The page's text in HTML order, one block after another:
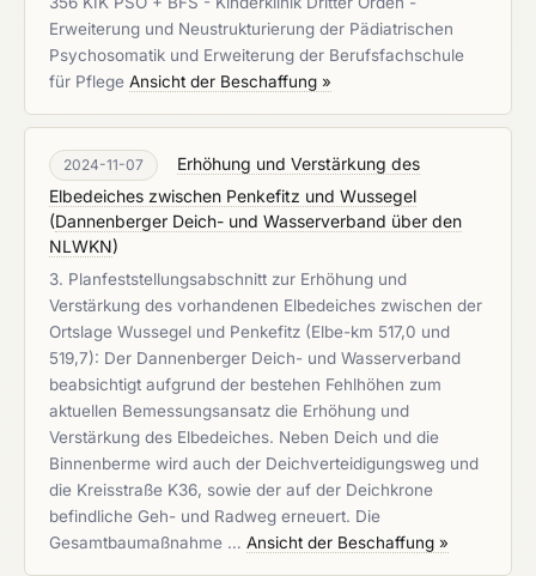
Erweiterung und Neustrukturierung der Pädiatrischen
Psychosomatik und Erweiterung der Berufsfachschule
für Pflege Ansicht der Beschaffung »
2024-11-07
Erhöhung und Verstärkung des
Elbedeiches zwischen Penkefitz und Wussegel
(Dannenberger Deich- und Wasserverband über den
NLWKN)
3. Planfeststellungsabschnitt zur Erhöhung und
Verstärkung des vorhandenen Elbedeiches zwischen der
Ortslage Wussegel und Penkefitz (Elbe-km 517,0 und
519,7): Der Dannenberger Deich- und Wasserverband
beabsichtigt aufgrund der bestehen Fehlhöhen zum
aktuellen Bemessungsansatz die Erhöhung und
Verstärkung des Elbedeiches. Neben Deich und die
Binnenberme wird auch der Deichverteidigungsweg und
die Kreisstraße K36, sowie der auf der Deichkrone
befindliche Geh- und Radweg erneuert. Die
Gesamtbaumaßnahme … Ansicht der Beschaffung »